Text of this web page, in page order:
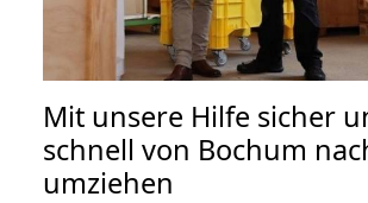
Mit unsere Hilfe sicher
schnell von Bochum
umziehen